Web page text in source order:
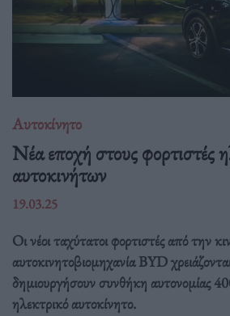
Αυτοκίνητο
Νέα εποχή στους φορτιστές
αυτοκινήτων
19.03.25
Οι νέοι ταχύτατοι φορτιστές από την
αυτοκινητοβιομηχανία BYD
δημιουργήσουν συνθήκη αυτονομίας
ηλεκτρικό αυτοκίνητο.